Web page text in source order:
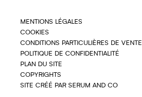
MENTIONS LÉGALES
COOKIES
CONDITIONS PARTICULIÈRES DE VENTE
POLITIQUE DE CONFIDENTIALITÉ
PLAN DU SITE
COPYRIGHTS
SITE CRÉÉ PAR SERUM AND CO